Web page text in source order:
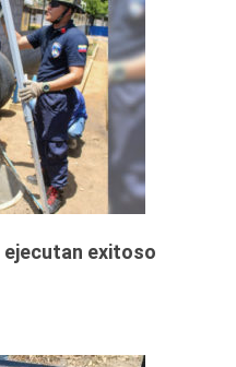
ejecutan exitoso